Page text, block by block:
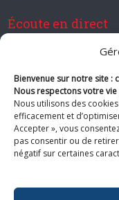
Bienvenue sur notre site :
Nous respectons votre
Nous utilisons des
efficacement et
Accepter », vous
pas consentir ou de
négatif sur certaines
Écoute en direct
Devenir membre